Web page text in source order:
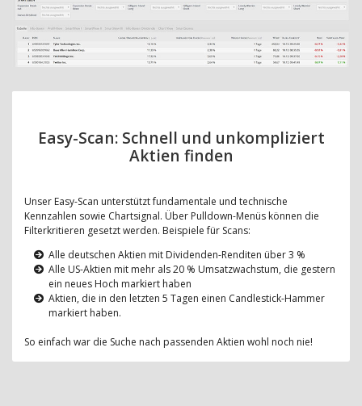
Easy-Scan: Schnell und unkompliziert
Aktien finden
Unser Easy-Scan unterstützt fundamentale und technische
Kennzahlen sowie Chartsignal. Über Pulldown-Menüs können die
Filterkritieren gesetzt werden. Beispiele für Scans:
Alle deutschen Aktien mit Dividenden-Renditen über 3 %
Alle US-Aktien mit mehr als 20 % Umsatzwachstum, die gestern
ein neues Hoch markiert haben
Aktien, die in den letzten 5 Tagen einen Candlestick-Hammer
markiert haben.
So einfach war die Suche nach passenden Aktien wohl noch nie!